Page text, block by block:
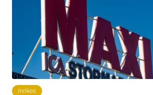
Inrikes